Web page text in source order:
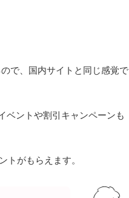
で、国内サイトと同じ感覚で
ベントや割引キャンペーンも
トがもらえます。